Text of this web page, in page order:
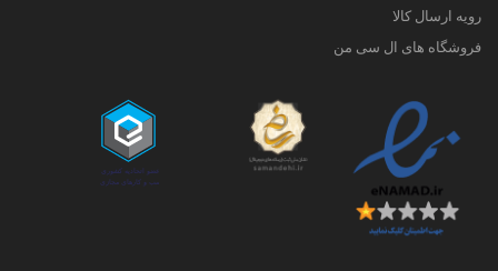
رویه ارسال کالا
فروشگاه های ال سی من